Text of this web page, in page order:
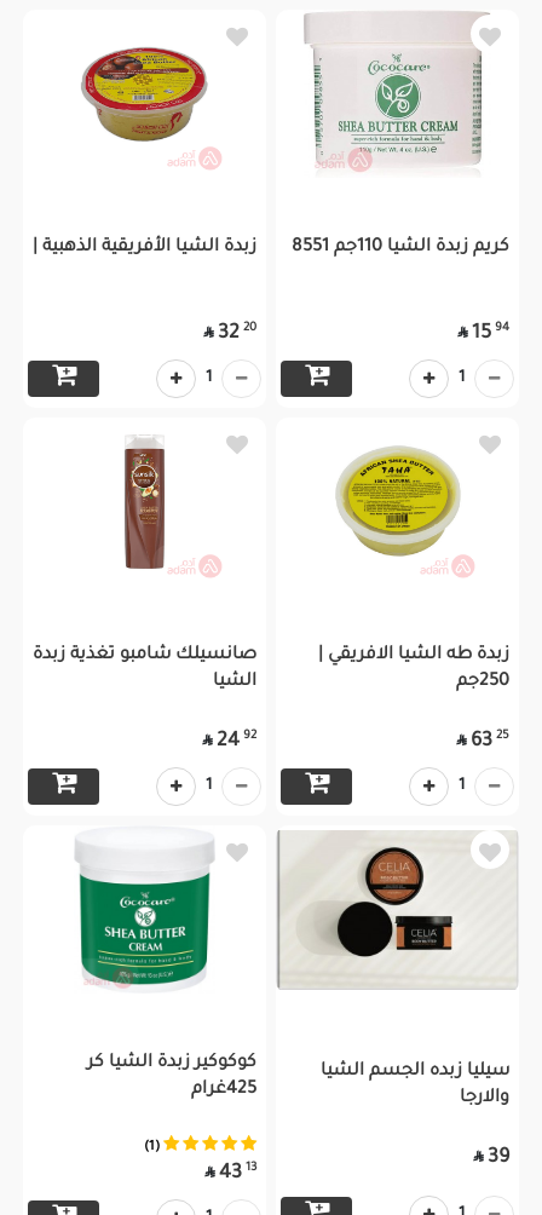
كريم زبدة الشيا 110جم 8551
94
15

1
زبدة الشيا الأفريقية الذهبية |
20
32

1
زبدة طه الشيا الافريقي |
250جم
25
63

1
صانسيلك شامبو تغذية زبدة
الشيا
92
24

1
سيليا زبده الجسم الشيا
والارجا
39

كوكوكير زبدة الشيا كر
425غرام
(1)
13
43
